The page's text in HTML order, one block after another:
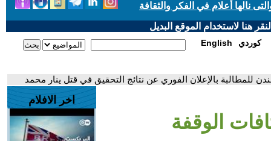
نالها أعلام في الفكر والثقافة
هنا لاستخدام الموقع البديل
English كوردي
للمطالبة بالإعلان الفوري عن نتائج التحقيق في قتل ينار محمد
الوقفة
اخر الافلام